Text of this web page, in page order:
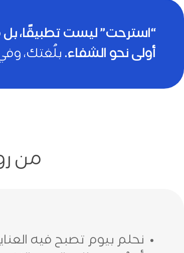
“استرحت” ليست تطبيقًا،
أولى نحو الشفاء. بلُغتك،
من
نحلم بيوم تصبح فيه